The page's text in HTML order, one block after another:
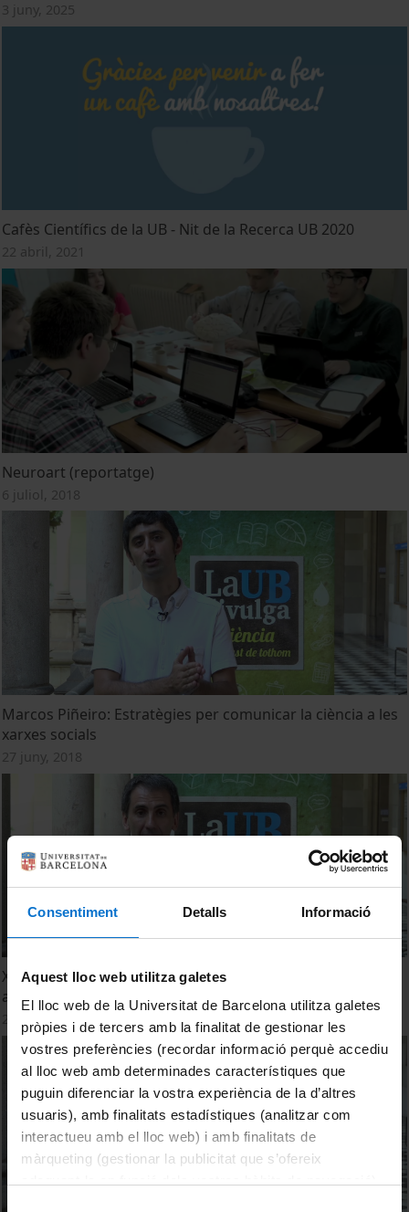
Consentiment Detalls Informació
Aquest lloc web utilitza galetes
El lloc web de la Universitat de Barcelona utilitza galetes
pròpies i de tercers amb la finalitat de gestionar les
vostres preferències (recordar informació perquè accediu
al lloc web amb determinades característiques que
puguin diferenciar la vostra experiència de la d’altres
usuaris), amb finalitats estadístiques (analitzar com
interactueu amb el lloc web) i amb finalitats de
màrqueting (gestionar la publicitat que s’ofereix
3 juny, 2025
Cafès Científics de la UB - Nit de la Recerca UB 2020
22 abril, 2021
Neuroart (reportatge)
6 juliol, 2018
Marcos Piñeiro: Estratègies per comunicar la ciència a les
xarxes socials
27 juny, 2018
Xavier Luri: Opensky, l'oportunitat d'ensenyar astronomia
amb dades reals
27 juny, 2018